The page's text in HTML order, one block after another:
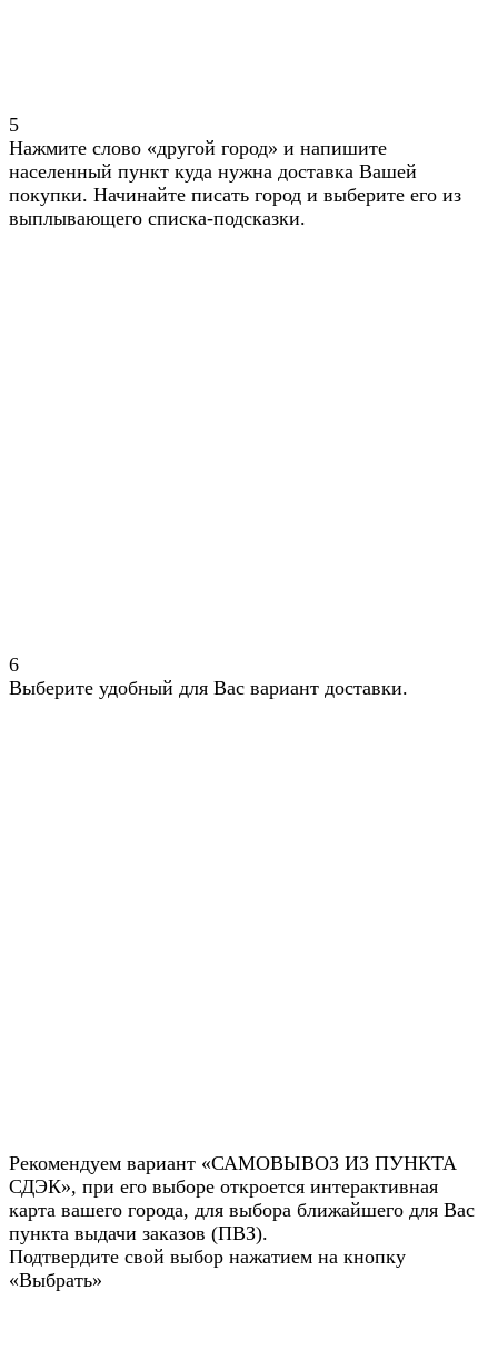
5
Нажмите слово «другой город» и напишите
населенный пункт куда нужна доставка Вашей
покупки. Начинайте писать город и выберите его из
выплывающего списка-подсказки.
6
Выберите удобный для Вас вариант доставки.
Рекомендуем вариант «САМОВЫВОЗ ИЗ ПУНКТА
СДЭК», при его выборе откроется интерактивная
карта вашего города, для выбора ближайшего для Вас
пункта выдачи заказов (ПВЗ).
Подтвердите свой выбор нажатием на кнопку
«Выбрать»